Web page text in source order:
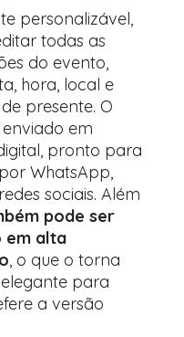
personalizável,
todas as
do evento,
hora, local e
presente. O
em
pronto para
WhatsApp,
sociais. Além
pode ser
em alta
, o que o torna
para
a versão